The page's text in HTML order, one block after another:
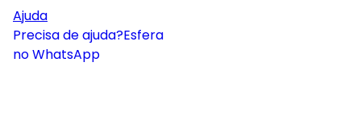
Ajuda
Precisa de ajuda?Esfera
no WhatsApp